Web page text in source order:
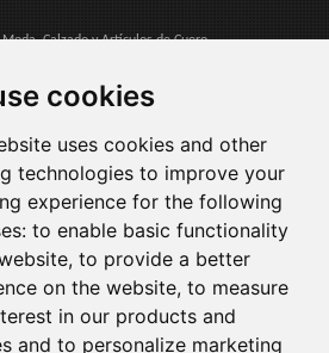
cookies
uses cookies and other
technologies to improve your
experience for the following
to enable basic functionality
, to provide a better
on the website, to measure
in our products and
and to personalize marketing
Calzado y Artículos de Cuero
y Artesanía, Textiles, Iluminación
Administración Pública y
de Tabaco, Cigarrillos electrónicos, Souvenirs y
Seguridad laboral, Certificaciones,
de consumo, Electrodomésticos,